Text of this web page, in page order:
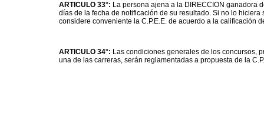
ARTICULO 33°: La persona ajena a la DIRECCION ganadora
días de la fecha de notificación de su resultado. Si no lo
considere conveniente la C.P.E.E. de acuerdo a la calificación
ARTICULO 34°: Las condiciones generales de los concursos,
una de las carreras, serán reglamentadas a propuesta de la